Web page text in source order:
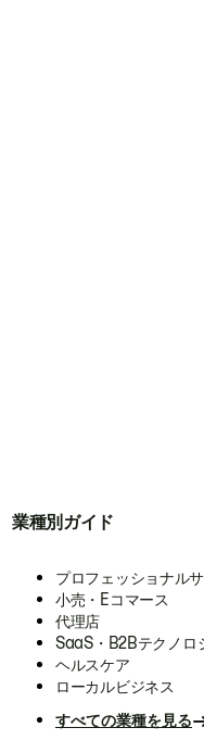
業種別ガイド
プロフェッショナル
小売・Eコマース
代理店
SaaS・B2Bテクノロ
ヘルスケア
ローカルビジネス
すべての業種を見る